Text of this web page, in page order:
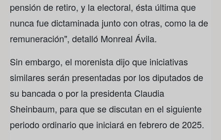
pensión de retiro, y la electoral, ésta última que
nunca fue dictaminada junto con otras, como la de
remuneración", detalló Monreal Ávila.
Sin embargo, el morenista dijo que iniciativas
similares serán presentadas por los diputados de
su bancada o por la presidenta Claudia
Sheinbaum, para que se discutan en el siguiente
periodo ordinario que iniciará en febrero de 2025.